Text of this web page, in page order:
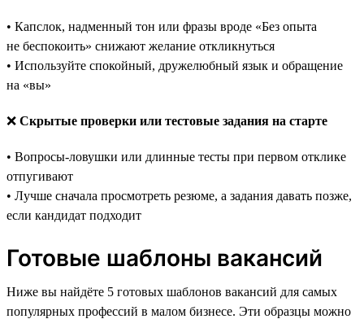
• Капслок, надменный тон или фразы вроде «Без опыта
не беспокоить» снижают желание откликнуться
• Используйте спокойный, дружелюбный язык и обращение
на «вы»
❌ Скрытые проверки или тестовые задания на старте
• Вопросы-ловушки или длинные тесты при первом отклике
отпугивают
• Лучше сначала просмотреть резюме, а задания давать позже,
если кандидат подходит
Готовые шаблоны вакансий
Ниже вы найдёте 5 готовых шаблонов вакансий для самых
популярных профессий в малом бизнесе. Эти образцы можно